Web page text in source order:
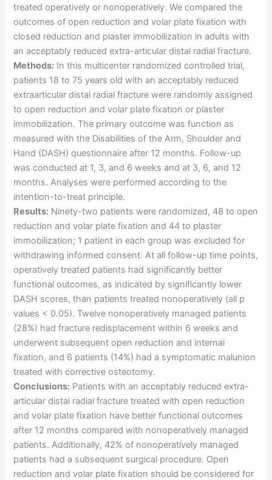
treated operatively or nonoperatively. We compared the
outcomes of open reduction and volar plate fixation with
closed reduction and plaster immobilization in adults with
an acceptably reduced extra-articular distal radial fracture.
Methods: In this multicenter randomized controlled trial,
patients 18 to 75 years old with an acceptably reduced
extraarticular distal radial fracture were randomly assigned
to open reduction and volar plate fixation or plaster
immobilization. The primary outcome was function as
measured with the Disabilities of the Arm, Shoulder and
Hand (DASH) questionnaire after 12 months. Follow-up
was conducted at 1, 3, and 6 weeks and at 3, 6, and 12
months. Analyses were performed according to the
intention-to-treat principle.
Results: Ninety-two patients were randomized, 48 to open
reduction and volar plate fixation and 44 to plaster
immobilization; 1 patient in each group was excluded for
withdrawing informed consent. At all follow-up time points,
operatively treated patients had significantly better
functional outcomes, as indicated by significantly lower
DASH scores, than patients treated nonoperatively (all p
values < 0.05). Twelve nonoperatively managed patients
(28%) had fracture redisplacement within 6 weeks and
underwent subsequent open reduction and internal
fixation, and 6 patients (14%) had a symptomatic malunion
treated with corrective osteotomy.
Conclusions: Patients with an acceptably reduced extra-
articular distal radial fracture treated with open reduction
and volar plate fixation have better functional outcomes
after 12 months compared with nonoperatively managed
patients. Additionally, 42% of nonoperatively managed
patients had a subsequent surgical procedure. Open
reduction and volar plate fixation should be considered for